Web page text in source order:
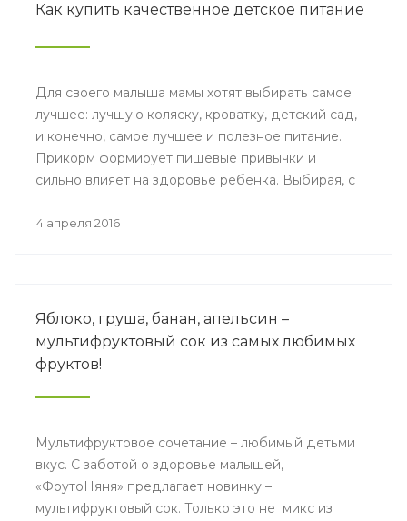
Как купить качественное детское питание
Для своего малыша мамы хотят выбирать самое
лучшее: лучшую коляску, кроватку, детский сад,
и конечно, самое лучшее и полезное питание.
Прикорм формирует пищевые привычки и
сильно влияет на здоровье ребенка. Выбирая, с
поверить производителю. Но! Кто
4 апреля 2016
Яблоко, груша, банан, апельсин –
мультифруктовый сок из самых любимых
фруктов!
Мультифруктовое сочетание – любимый детьми
вкус. С заботой о здоровье малышей,
«ФрутоНяня» предлагает новинку –
мультифруктовый сок. Только это не микс из